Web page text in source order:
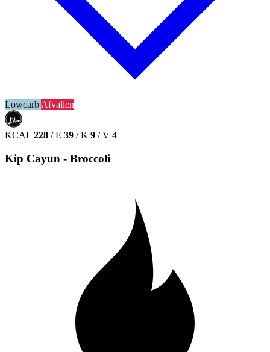
LowcarbAfvallen
حلال
HALAL
KCAL 228 / E 39 / K 9 / V 4
Kip Cayun - Broccoli